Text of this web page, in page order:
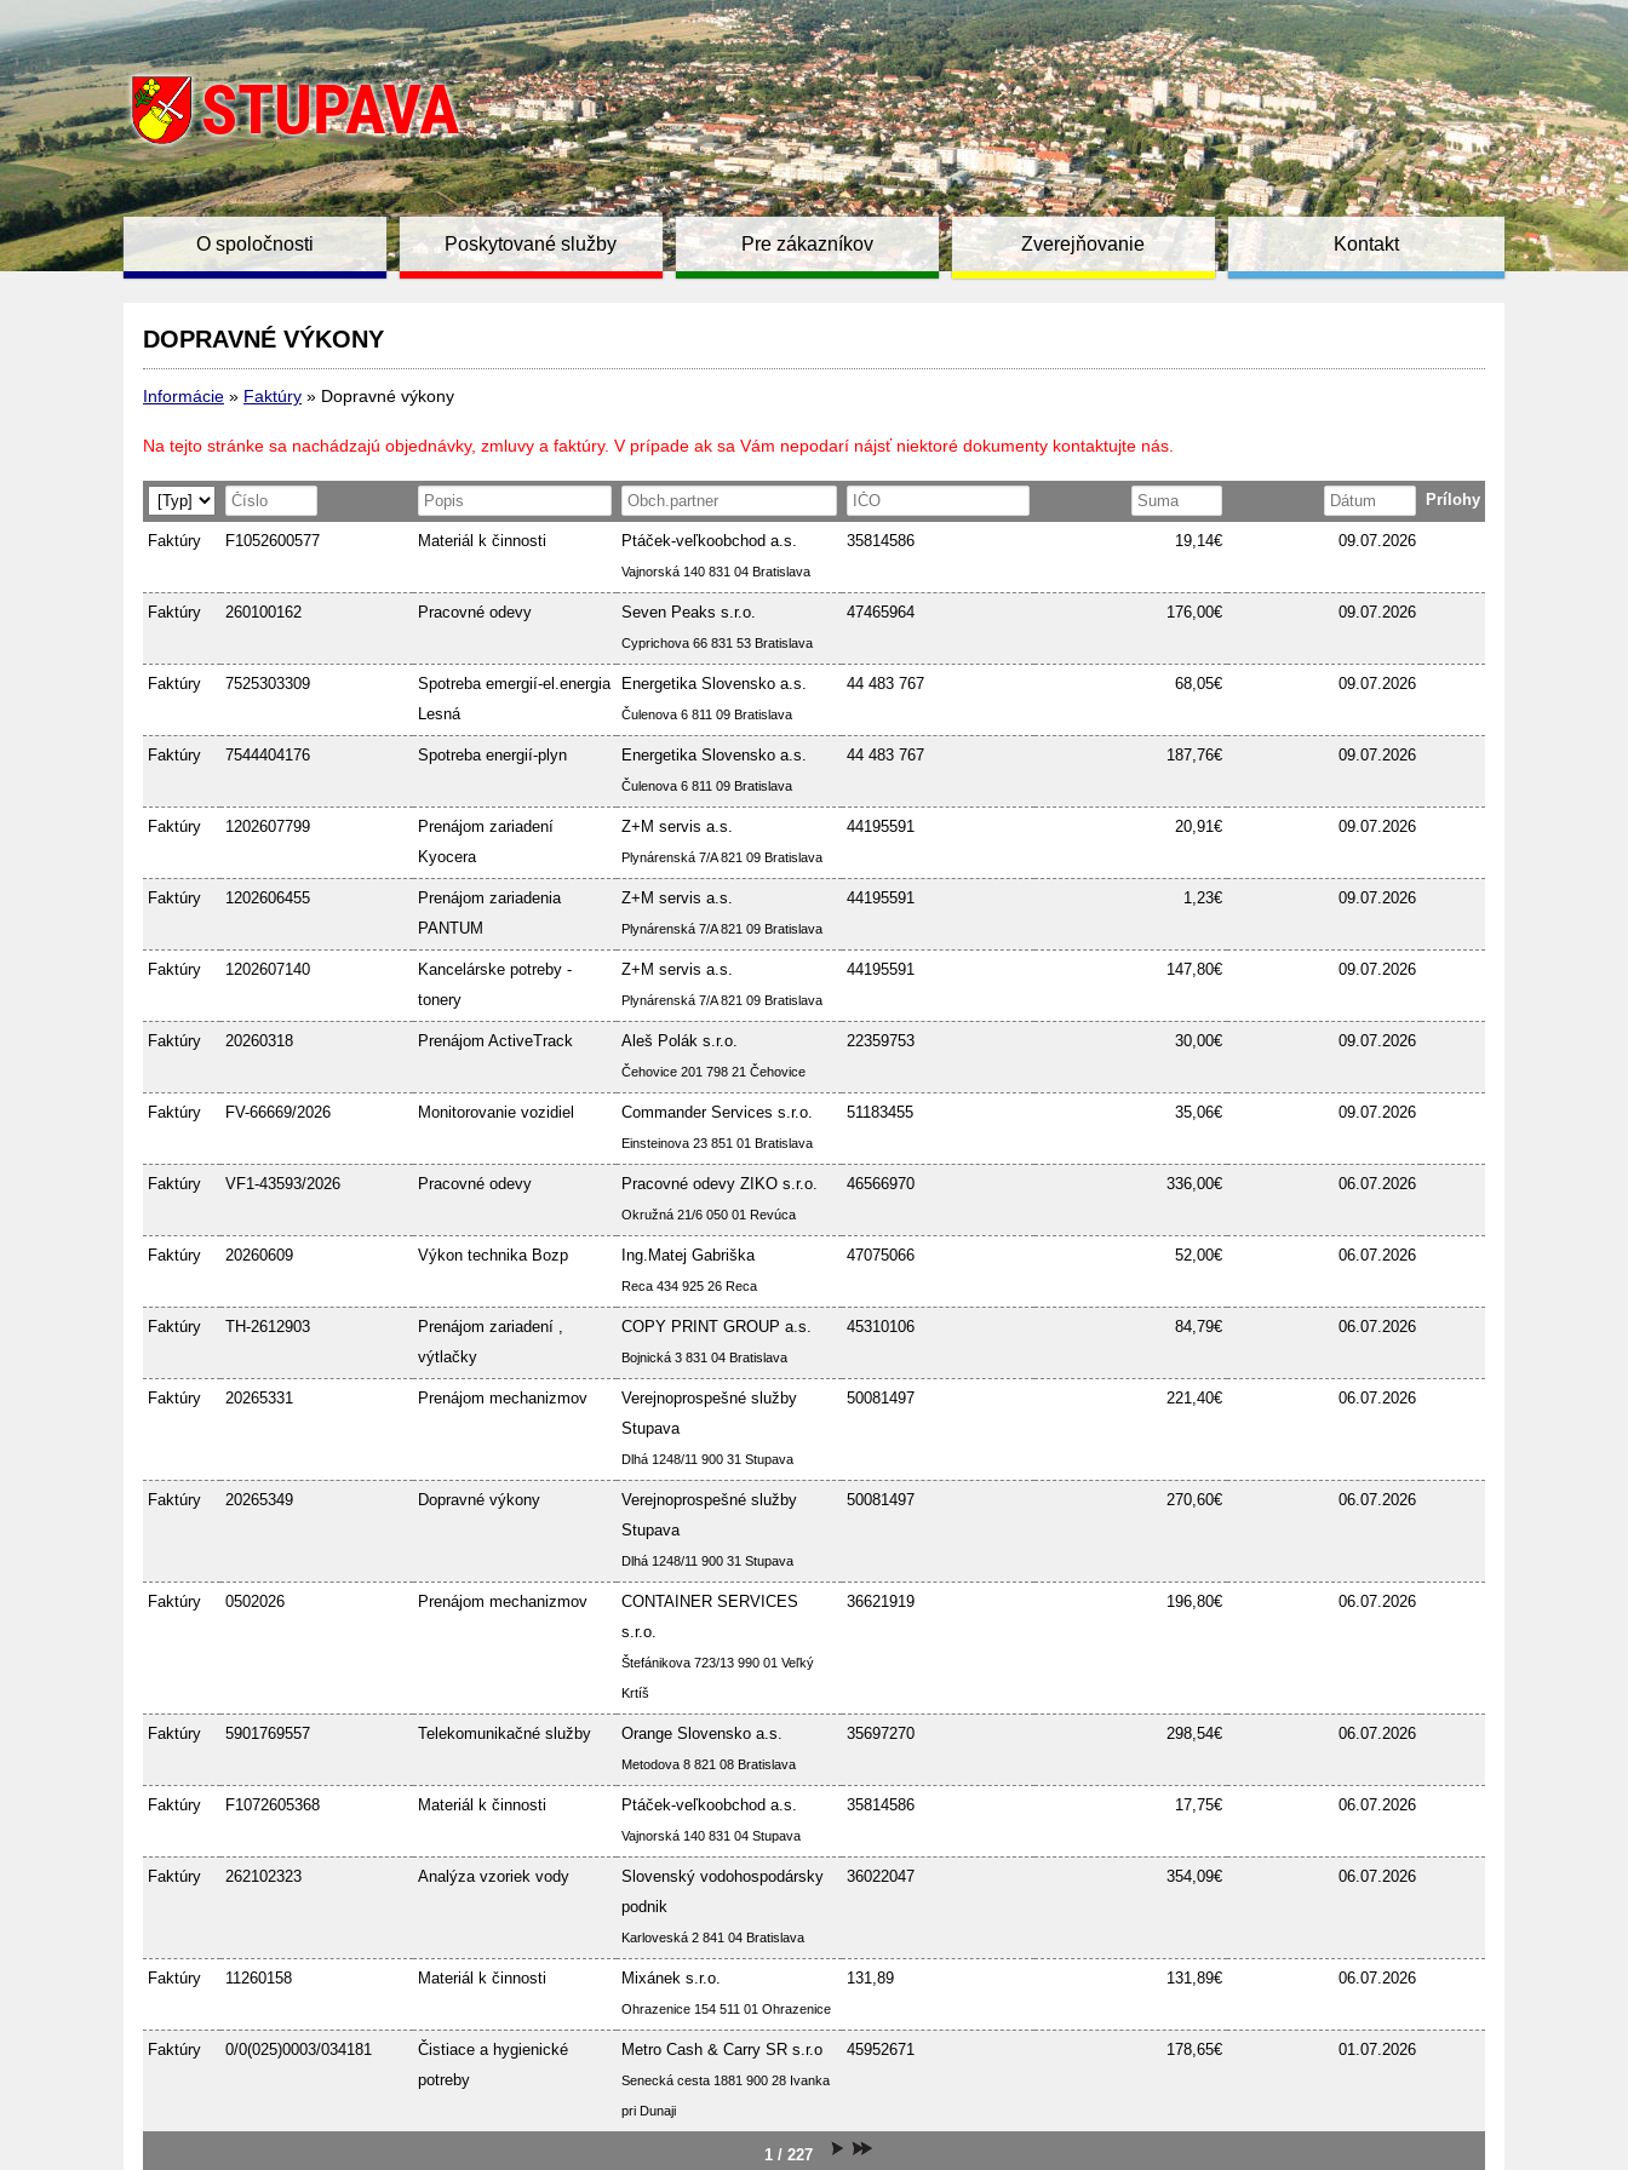
O spoločnosti Poskytované služby Pre zákazníkov Zverejňovanie Kontakt
DOPRAVNÉ VÝKONY
Informácie » Faktúry » Dopravné výkony
Na tejto stránke sa nachádzajú objednávky, zmluvy a faktúry. V prípade ak sa Vám nepodarí nájsť niektoré dokumenty kontaktujte nás.
Prílohy
Faktúry F1052600577 Materiál k činnosti Ptáček-veľkoobchod a.s.
Vajnorská 140 831 04 Bratislava
35814586 19,14€ 09.07.2026
Faktúry 260100162 Pracovné odevy Seven Peaks s.r.o.
Cyprichova 66 831 53 Bratislava
47465964 176,00€ 09.07.2026
Faktúry 7525303309
Spotreba emergií-el.energia
Lesná
Energetika Slovensko a.s.
Čulenova 6 811 09 Bratislava
44 483 767 68,05€ 09.07.2026
Faktúry 7544404176 Spotreba energií-plyn Energetika Slovensko a.s.
Čulenova 6 811 09 Bratislava
44 483 767 187,76€ 09.07.2026
Faktúry 1202607799
Prenájom zariadení
Kyocera
Z+M servis a.s.
Plynárenská 7/A 821 09 Bratislava
44195591 20,91€ 09.07.2026
Faktúry 1202606455
Prenájom zariadenia
PANTUM
Z+M servis a.s.
Plynárenská 7/A 821 09 Bratislava
44195591 1,23€ 09.07.2026
Faktúry 1202607140
Kancelárske potreby -
tonery
Z+M servis a.s.
Plynárenská 7/A 821 09 Bratislava
44195591 147,80€ 09.07.2026
Faktúry 20260318 Prenájom ActiveTrack Aleš Polák s.r.o.
Čehovice 201 798 21 Čehovice
22359753 30,00€ 09.07.2026
Faktúry FV-66669/2026 Monitorovanie vozidiel Commander Services s.r.o.
Einsteinova 23 851 01 Bratislava
51183455 35,06€ 09.07.2026
Faktúry VF1-43593/2026 Pracovné odevy Pracovné odevy ZIKO s.r.o.
Okružná 21/6 050 01 Revúca
46566970 336,00€ 06.07.2026
Faktúry 20260609 Výkon technika Bozp Ing.Matej Gabriška
Reca 434 925 26 Reca
47075066 52,00€ 06.07.2026
Faktúry TH-2612903
Prenájom zariadení ,
výtlačky
COPY PRINT GROUP a.s.
Bojnická 3 831 04 Bratislava
45310106 84,79€ 06.07.2026
Faktúry 20265331 Prenájom mechanizmov
Verejnoprospešné služby
Stupava
Dlhá 1248/11 900 31 Stupava
50081497 221,40€ 06.07.2026
Faktúry 20265349 Dopravné výkony
Verejnoprospešné služby
Stupava
Dlhá 1248/11 900 31 Stupava
50081497 270,60€ 06.07.2026
Faktúry 0502026 Prenájom mechanizmov
CONTAINER SERVICES
s.r.o.
Štefánikova 723/13 990 01 Veľký
Krtíš
36621919 196,80€ 06.07.2026
Faktúry 5901769557 Telekomunikačné služby Orange Slovensko a.s.
Metodova 8 821 08 Bratislava
35697270 298,54€ 06.07.2026
Faktúry F1072605368 Materiál k činnosti Ptáček-veľkoobchod a.s.
Vajnorská 140 831 04 Stupava
35814586 17,75€ 06.07.2026
Faktúry 262102323 Analýza vzoriek vody
Slovenský vodohospodársky
podnik
Karloveská 2 841 04 Bratislava
36022047 354,09€ 06.07.2026
Faktúry 11260158 Materiál k činnosti Mixánek s.r.o.
Ohrazenice 154 511 01 Ohrazenice
131,89 131,89€ 06.07.2026
Faktúry 0/0(025)0003/034181
Čistiace a hygienické
potreby
Metro Cash & Carry SR s.r.o
Senecká cesta 1881 900 28 Ivanka
pri Dunaji
45952671 178,65€ 01.07.2026
1 / 227